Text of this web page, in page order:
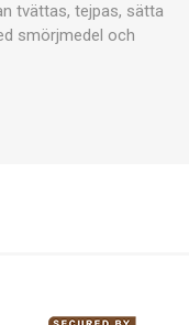
tvättas, tejpas, sätta
smörjmedel och